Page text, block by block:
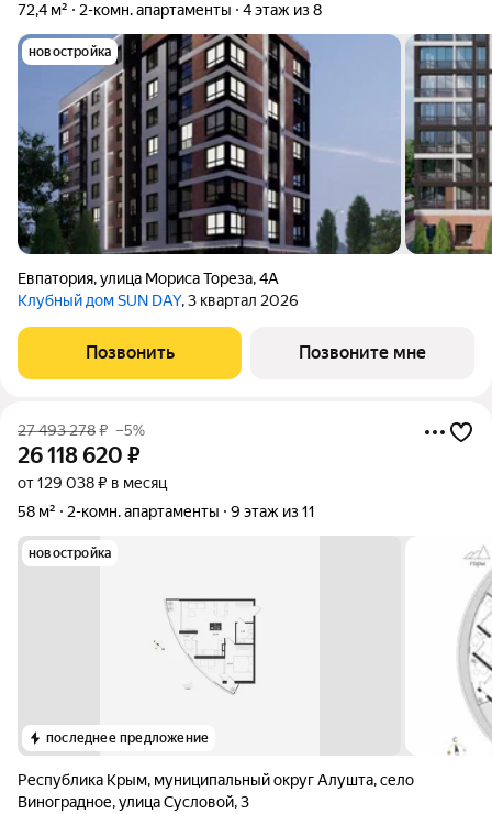
72,4 м²
2-комн. апартаменты 4 этаж из 8
новостройка
Евпатория,улица Мориса Тореза,4А
Клубный дом SUN DAY, 3 квартал 2026
Позвонить Позвоните мне
27 493 278₽ –5%
26 118 620 ₽
от 129 038 ₽ в месяц
58 м²
2-комн. апартаменты 9 этаж из 11
новостройка
последнее предложение
Республика Крым, муниципальный округ Алушта,село
Виноградное,улица Сусловой,3